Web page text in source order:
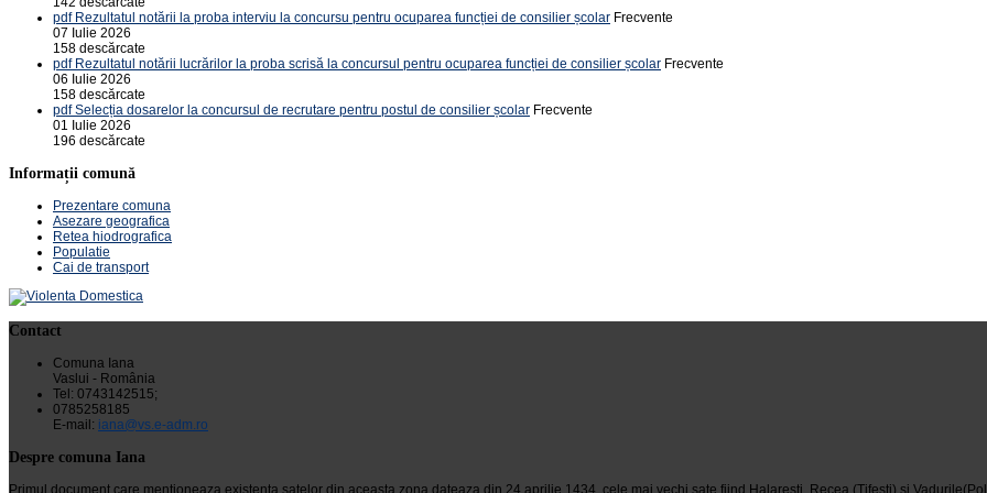
pdf Rezultatul notării la proba interviu la concursu pentru ocuparea funcției de consilier școlar Frecvente
07 Iulie 2026
158 descărcate
pdf Rezultatul notării lucrărilor la proba scrisă la concursul pentru ocuparea funcției de consilier școlar Frecvente
06 Iulie 2026
158 descărcate
pdf Selecția dosarelor la concursul de recrutare pentru postul de consilier școlar Frecvente
01 Iulie 2026
196 descărcate
Informații comună
Prezentare comuna
Asezare geografica
Retea hiodrografica
Populatie
Cai de transport
Contact
Comuna Iana
Vaslui - România
Tel: 0743142515;
0785258185
E-mail: iana@vs.e-adm.ro
Despre comuna Iana
Primul document care mentioneaza existenta satelor din aceasta zona dateaza din 24 aprilie 1434, cele mai vechi sate fiind Halaresti, Recea (Tifesti) si